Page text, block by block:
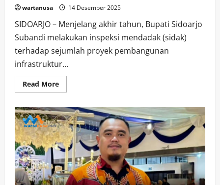
wartanusa 14 Desember 2025
SIDOARJO – Menjelang akhir tahun, Bupati Sidoarjo
Subandi melakukan inspeksi mendadak (sidak)
terhadap sejumlah proyek pembangunan
infrastruktur...
Read MoreRead
more
Infrastruktur
di
Bringinbendo
dan
Trosobo,
Bupati
Sidoarjo
Tekankan
Ketepatan
Waktu
Proyek